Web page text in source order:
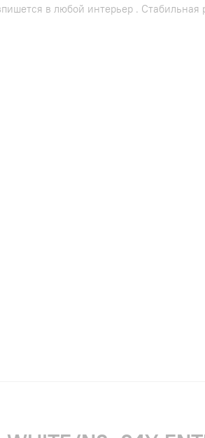
в любой интерьер . Стабильная